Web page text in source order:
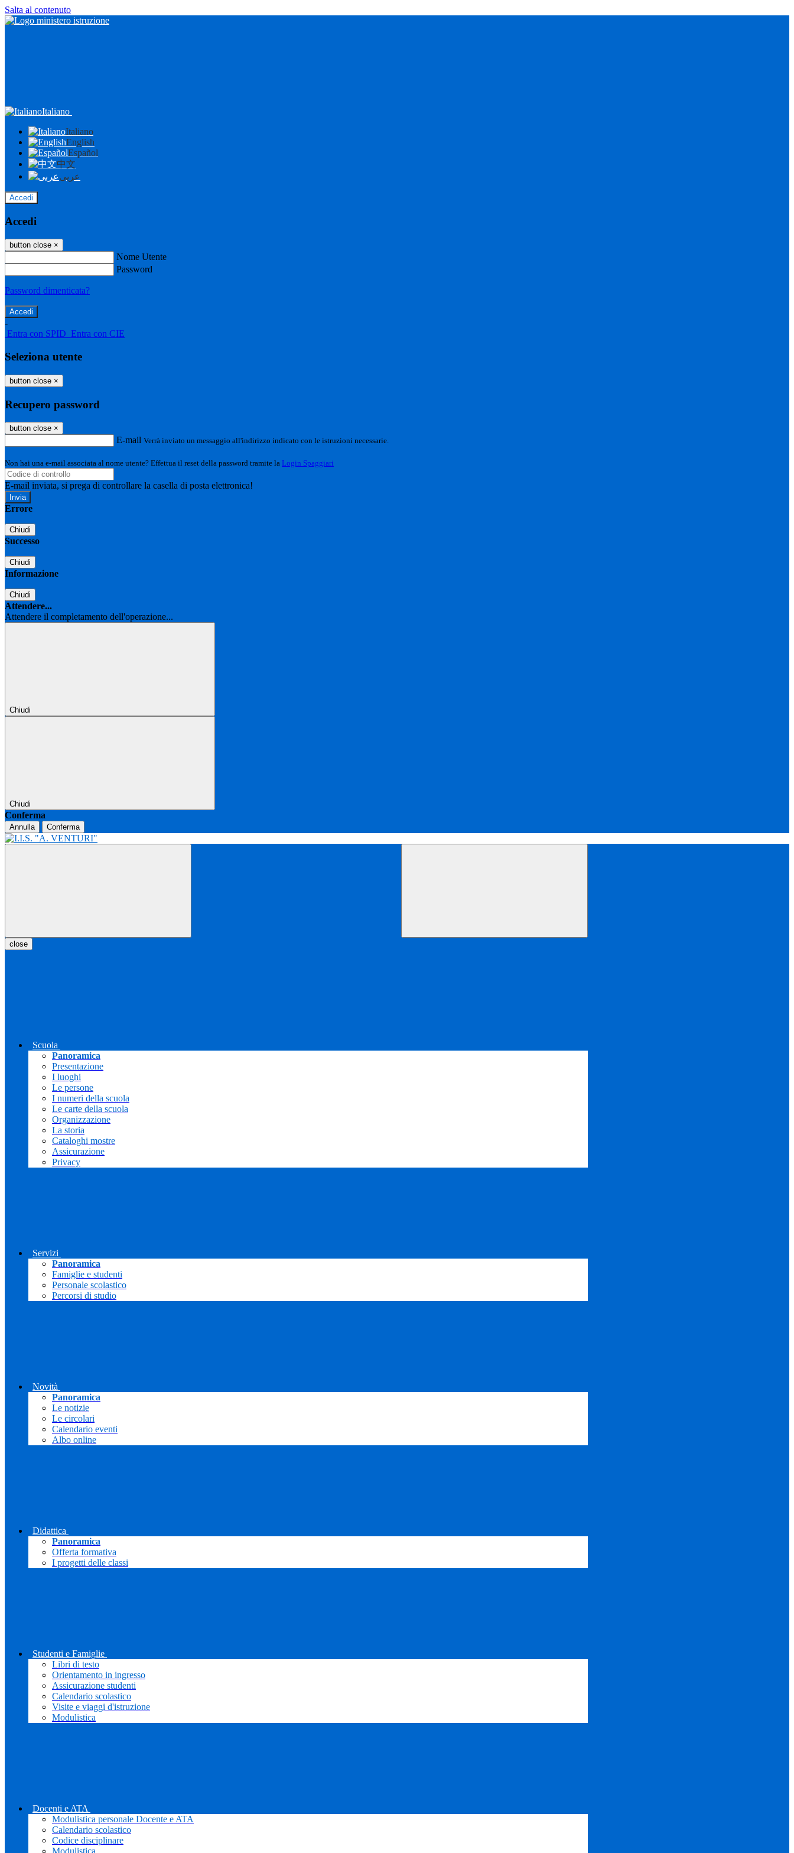
Salta al contenuto
Italiano
Italiano
English
Español
中文
عربى
Accedi
Accedi
button close ×
Nome Utente
Password
Password dimenticata?
-
Entra con SPID Entra con CIE
Seleziona utente
button close ×
Recupero password
button close ×
E-mail Verrà inviato un messaggio all'indirizzo indicato con le istruzioni necessarie.
Non hai una e-mail associata al nome utente? Effettua il reset della password tramite la Login Spaggiari
E-mail inviata, si prega di controllare la casella di posta elettronica!
Errore
Chiudi
Successo
Chiudi
Informazione
Chiudi
Attendere...
Attendere il completamento dell'operazione...
Chiudi
Chiudi
Conferma
Annulla Conferma
close
Scuola
Panoramica
Presentazione
I luoghi
Le persone
I numeri della scuola
Le carte della scuola
Organizzazione
La storia
Cataloghi mostre
Assicurazione
Privacy
Servizi
Panoramica
Famiglie e studenti
Personale scolastico
Percorsi di studio
Novità
Panoramica
Le notizie
Le circolari
Calendario eventi
Albo online
Didattica
Panoramica
Offerta formativa
I progetti delle classi
Studenti e Famiglie
Libri di testo
Orientamento in ingresso
Assicurazione studenti
Calendario scolastico
Visite e viaggi d'istruzione
Modulistica
Docenti e ATA
Modulistica personale Docente e ATA
Calendario scolastico
Codice disciplinare